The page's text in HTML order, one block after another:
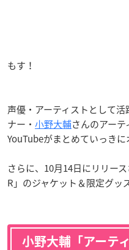
もす！
声優・アーティストとして
ナー・ 小野大輔さんのアー
YouTubeがまとめていっきに
さらに、10月14日にリリー
R」のジャケット＆限定グッ
小野大輔「アーテ